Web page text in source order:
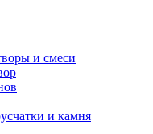
и смеси
и камня